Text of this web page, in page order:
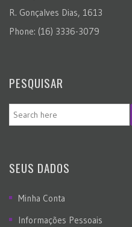
R. Gonçalves Dias, 1613
Phone: (16) 3336-3079
PESQUISAR
SEUS DADOS
Minha Conta
Informações Pessoais